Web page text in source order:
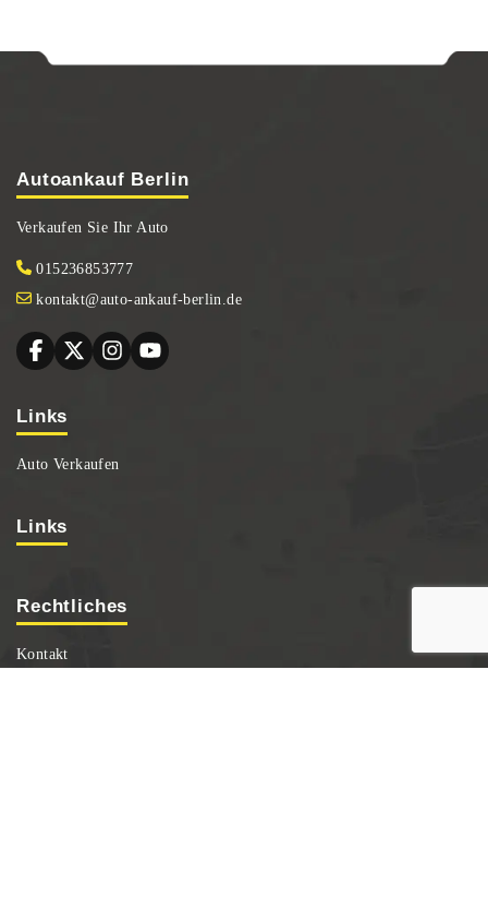
Autoankauf Berlin
Verkaufen Sie Ihr Auto
015236853777
kontakt@auto-ankauf-berlin.de
Links
Auto Verkaufen
Links
Rechtliches
Kontakt